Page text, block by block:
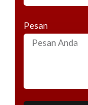
Pesan